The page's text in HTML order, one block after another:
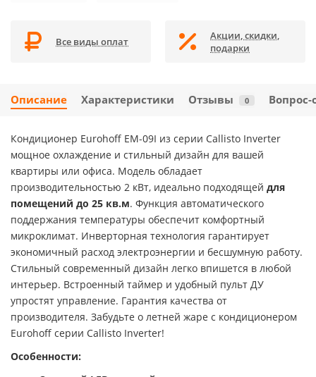
Все виды оплат
Акции, скидки,
подарки
Описание Характеристики Отзывы 0 Вопрос-
Кондиционер Eurohoff EM-09I из серии Callisto Inverter
мощное охлаждение и стильный дизайн для вашей
квартиры или офиса. Модель обладает
производительностью 2 кВт, идеально подходящей для
помещений до 25 кв.м. Функция автоматического
поддержания температуры обеспечит комфортный
микроклимат. Инверторная технология гарантирует
экономичный расход электроэнергии и бесшумную работу.
Стильный современный дизайн легко впишется в любой
интерьер. Встроенный таймер и удобный пульт ДУ
упростят управление. Гарантия качества от
производителя. Забудьте о летней жаре с кондиционером
Eurohoff серии Callisto Inverter!
Особенности: